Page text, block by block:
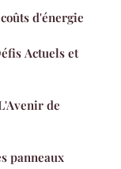
d'énergie
Actuels et
de
panneaux